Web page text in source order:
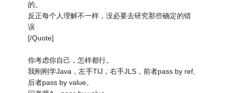
的。
反正每个人理解不一样，没必要去研究那些确定的错
误
[/Quote]
你考虑你自己，怎样都行。
我刚刚学Java，左手TIJ，右手JLS，前者pass by ref,
后者pass by value。